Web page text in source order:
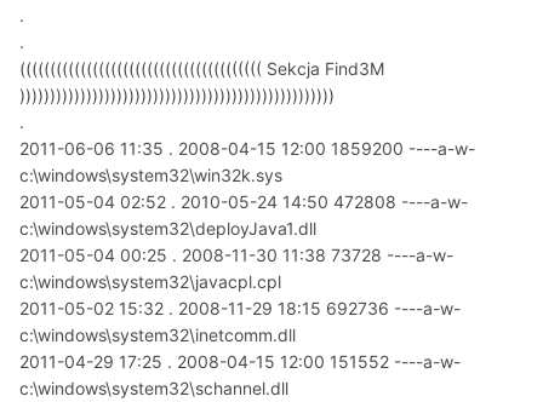
.
.
(((((((((((((((((((((((((((((((((((((((( Sekcja Find3M
))))))))))))))))))))))))))))))))))))))))))))))))))))
.
2011-06-06 11:35 . 2008-04-15 12:00 1859200 ----a-w-
c:\windows\system32\win32k.sys
2011-05-04 02:52 . 2010-05-24 14:50 472808 ----a-w-
c:\windows\system32\deployJava1.dll
2011-05-04 00:25 . 2008-11-30 11:38 73728 ----a-w-
c:\windows\system32\javacpl.cpl
2011-05-02 15:32 . 2008-11-29 18:15 692736 ----a-w-
c:\windows\system32\inetcomm.dll
2011-04-29 17:25 . 2008-04-15 12:00 151552 ----a-w-
c:\windows\system32\schannel.dll